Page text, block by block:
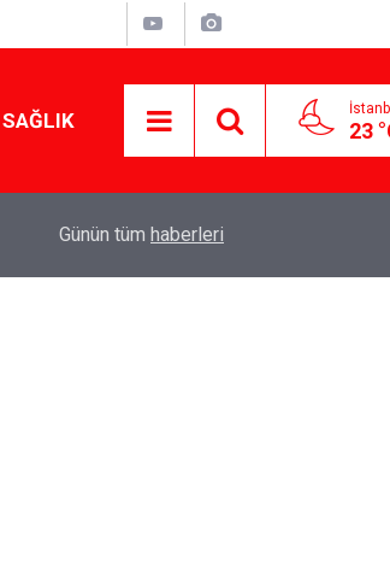
SAĞLIK 23
yapmanın sırrı
Günün tüm haberleri